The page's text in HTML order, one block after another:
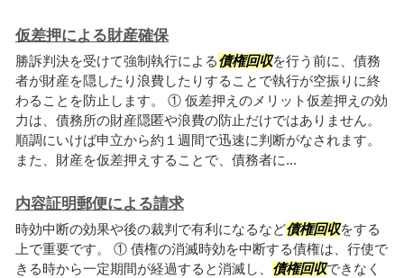
仮差押による財産確保
勝訴判決を受けて強制執行による債権回収を行う前に、債務
者が財産を隠したり浪費したりすることで執行が空振りに終
わることを防止します。 ① 仮差押えのメリット仮差押えの効
力は、債務所の財産隠匿や浪費の防止だけではありません。
順調にいけば申立から約１週間で迅速に判断がなされます。
また、財産を仮差押えすることで、債務者に...
内容証明郵便による請求
時効中断の効果や後の裁判で有利になるなど債権回収をする
上で重要です。 ① 債権の消滅時効を中断する債権は、行使で
きる時から一定期間が経過すると消滅し、 債権回収できなく